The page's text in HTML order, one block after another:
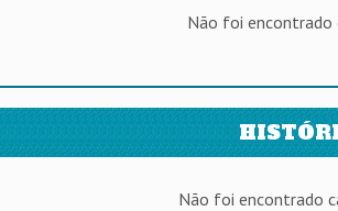
Não foi encontrado
Não foi encontrado